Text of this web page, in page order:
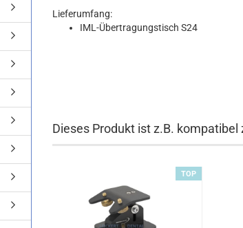
Lieferumfang:
IML-Übertragungstisch S24
Dieses Produkt ist z.B. kompatibel
TOP